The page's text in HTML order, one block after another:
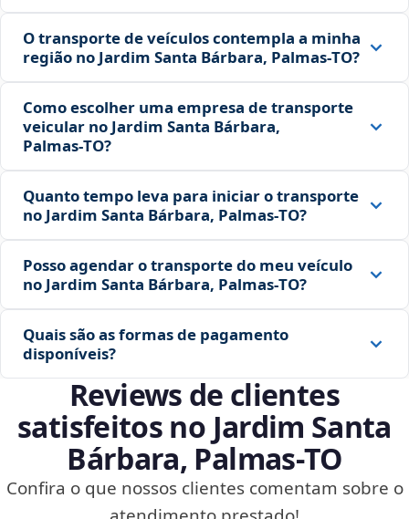
O transporte de veículos contempla a minha
região no Jardim Santa Bárbara, Palmas‑TO?
Como escolher uma empresa de transporte
veicular no Jardim Santa Bárbara,
Palmas‑TO?
Quanto tempo leva para iniciar o transporte
no Jardim Santa Bárbara, Palmas‑TO?
Posso agendar o transporte do meu veículo
no Jardim Santa Bárbara, Palmas‑TO?
Quais são as formas de pagamento
disponíveis?
Reviews de clientes
satisfeitos no Jardim Santa
Bárbara, Palmas‑TO
Confira o que nossos clientes comentam sobre o